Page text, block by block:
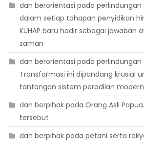
dan berorientasi pada perlindungan
dalam setiap tahapan penyidikan
KUHAP baru hadir sebagai jawaban
zaman
dan berorientasi pada perlindungan
Transformasi ini dipandang krusial
tantangan sistem peradilan modern
dan berpihak pada Orang Asli
tersebut
dan berpihak pada petani serta